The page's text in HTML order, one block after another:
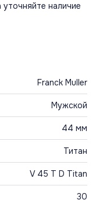
наличие
Franck Muller
Мужской
44 мм
Титан
V 45 T D Titan
30